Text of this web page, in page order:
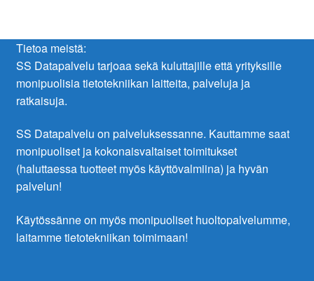
Tietoa meistä:
SS Datapalvelu tarjoaa sekä kuluttajille että yrityksille
monipuolisia tietotekniikan laitteita, palveluja ja
ratkaisuja.
SS Datapalvelu on palveluksessanne. Kauttamme saat
monipuoliset ja kokonaisvaltaiset toimitukset
(haluttaessa tuotteet myös käyttövalmiina) ja hyvän
palvelun!
Käytössänne on myös monipuoliset huoltopalvelumme,
laitamme tietotekniikan toimimaan!